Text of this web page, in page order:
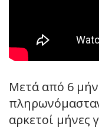
Μετά από 6
αρκετοί μήνες